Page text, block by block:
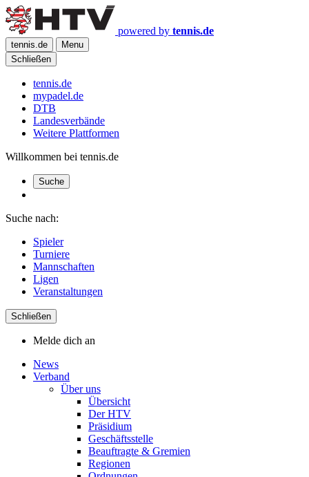
powered by tennis.de
tennis.de
Menu
Schließen
tennis.de
mypadel.de
DTB
Landesverbände
Weitere Plattformen
Willkommen bei tennis.de
Suche
Suche nach:
Spieler
Turniere
Mannschaften
Ligen
Veranstaltungen
Schließen
Melde dich an
News
Verband
Über uns
Übersicht
Der HTV
Präsidium
Geschäftsstelle
Beauftragte & Gremien
Regionen